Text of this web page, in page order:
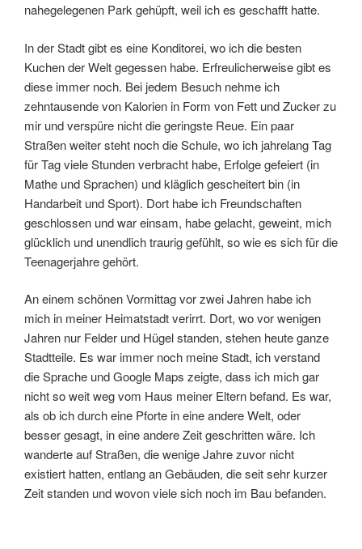
nahegelegenen Park gehüpft, weil ich es geschafft hatte.
In der Stadt gibt es eine Konditorei, wo ich die besten
Kuchen der Welt gegessen habe. Erfreulicherweise gibt es
diese immer noch. Bei jedem Besuch nehme ich
zehntausende von Kalorien in Form von Fett und Zucker zu
mir und verspüre nicht die geringste Reue. Ein paar
Straßen weiter steht noch die Schule, wo ich jahrelang Tag
für Tag viele Stunden verbracht habe, Erfolge gefeiert (in
Mathe und Sprachen) und kläglich gescheitert bin (in
Handarbeit und Sport). Dort habe ich Freundschaften
geschlossen und war einsam, habe gelacht, geweint, mich
glücklich und unendlich traurig gefühlt, so wie es sich für die
Teenagerjahre gehört.
An einem schönen Vormittag vor zwei Jahren habe ich
mich in meiner Heimatstadt verirrt. Dort, wo vor wenigen
Jahren nur Felder und Hügel standen, stehen heute ganze
Stadtteile. Es war immer noch meine Stadt, ich verstand
die Sprache und Google Maps zeigte, dass ich mich gar
nicht so weit weg vom Haus meiner Eltern befand. Es war,
als ob ich durch eine Pforte in eine andere Welt, oder
besser gesagt, in eine andere Zeit geschritten wäre. Ich
wanderte auf Straßen, die wenige Jahre zuvor nicht
existiert hatten, entlang an Gebäuden, die seit sehr kurzer
Zeit standen und wovon viele sich noch im Bau befanden.